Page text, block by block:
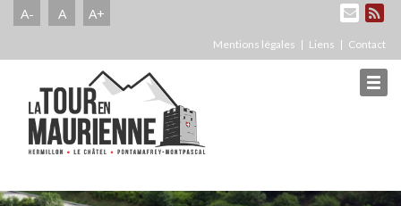
A- A A+
Mentions légales Liens Contact